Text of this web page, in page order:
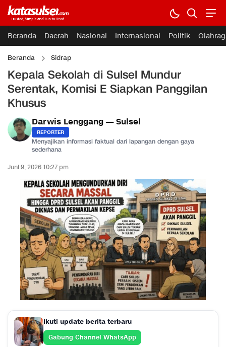
Beranda Daerah Nasional Internasional Politik
Beranda Sidrap
Kepala Sekolah di Sulsel Mundur
Serentak, Komisi E Siapkan Panggilan
Khusus
Darwis Lenggang — Sulsel
REPORTER
Menyajikan informasi faktual dari lapangan dengan gaya
sederhana
Juni 9, 2026 10:27 pm
Ikuti update berita terbaru
Gabung Channel WhatsApp